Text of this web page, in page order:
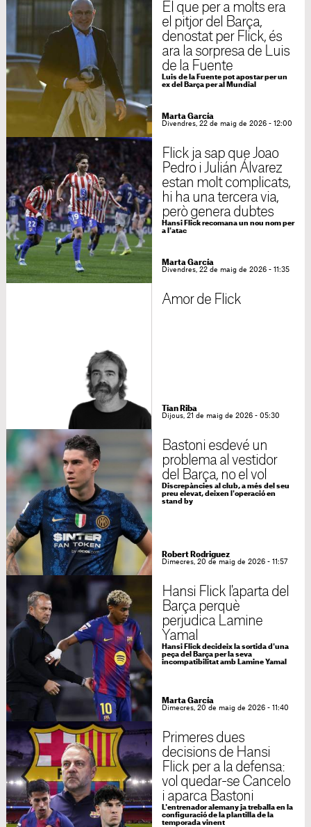
El que per a molts era
el pitjor del Barça,
denostat per Flick, és
ara la sorpresa de Luis
de la Fuente
Luis de la Fuente pot apostar per un
ex del Barça per al Mundial
Marta García
Divendres, 22 de maig de 2026 - 12:00
Flick ja sap que Joao
Pedro i Julián Álvarez
estan molt complicats,
hi ha una tercera via,
però genera dubtes
Hansi Flick recomana un nou nom per
a l'atac
Marta García
Divendres, 22 de maig de 2026 - 11:35
Amor de Flick
Tian Riba
Dijous, 21 de maig de 2026 - 05:30
Bastoni esdevé un
problema al vestidor
del Barça, no el vol
Discrepàncies al club, a més del seu
preu elevat, deixen l'operació en
stand by
Robert Rodriguez
Dimecres, 20 de maig de 2026 - 11:57
Hansi Flick l'aparta del
Barça perquè
perjudica Lamine
Yamal
Hansi Flick decideix la sortida d'una
peça del Barça per la seva
incompatibilitat amb Lamine Yamal
Marta García
Dimecres, 20 de maig de 2026 - 11:40
Primeres dues
decisions de Hansi
Flick per a la defensa:
vol quedar-se Cancelo
i aparca Bastoni
L'entrenador alemany ja treballa en la
configuració de la plantilla de la
temporada vinent